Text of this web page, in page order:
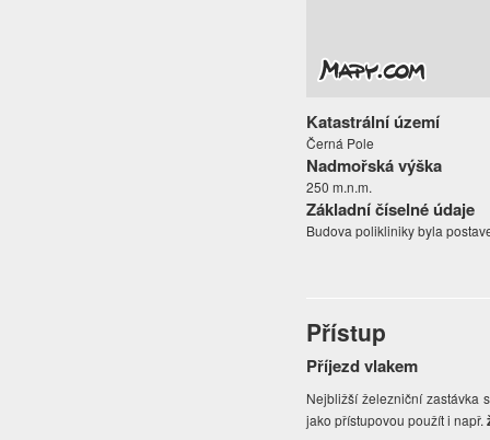
Katastrální území
Černá Pole
Nadmořská výška
250 m.n.m.
Základní číselné údaje
Budova polikliniky byla
Přístup
Příjezd vlakem
Nejbližší železniční zastávka
jako přístupovou použít i např.